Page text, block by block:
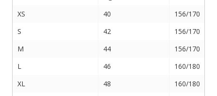
XS
40
156/170
S
42
156/170
M
44
156/170
L
46
160/180
XL
48
160/180